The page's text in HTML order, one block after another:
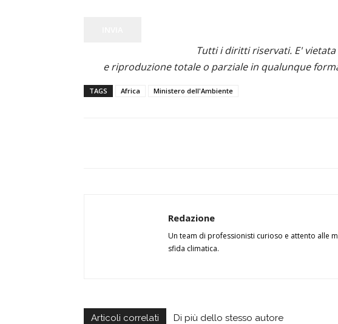
Tutti i diritti riservati. E'
e riproduzione totale o parziale in qualunque
TAGS Africa Ministero dell'Ambiente
Redazione
Un team di professionisti curioso e attento alle
sfida climatica.
Articoli correlati Di più dello stesso autore